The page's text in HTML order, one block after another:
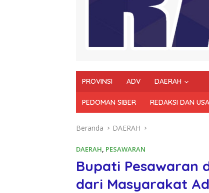
PROVINSI ADV DAERAH
PEDOMAN SIBER REDAKSI DAN
Beranda DAERAH
DAERAH, PESAWARAN
Bupati Pesawaran
dari Masyarakat